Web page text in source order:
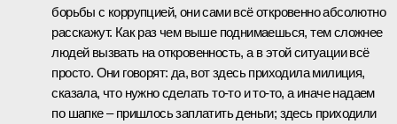
борьбы с коррупцией, они сами всё откровенно абсолютно
расскажут. Как раз чем выше поднимаешься, тем сложнее
людей вызвать на откровенность, а в этой ситуации всё
просто. Они говорят: да, вот здесь приходила милиция,
сказала, что нужно сделать то‑то и то‑то, а иначе надаем
по шапке – пришлось заплатить деньги; здесь приходили